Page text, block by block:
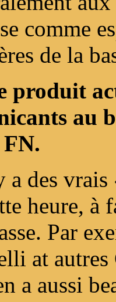
comme
de la
produit
au
des vrais
heure, à
Par
at autres
a aussi